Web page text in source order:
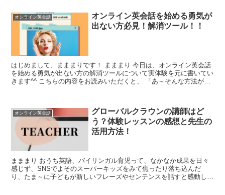
オンライン英会話
オンライン英会話を始める勇気が
出ない方必見！解消ツール！！
はじめまして、まままりです！ まままり 今日は、オンライン英会話
を始める勇気が出ない方の解消ツールについて実体験を元に書いてい
きます^^ こちらの内容をお読みいただくと、 「あ～そんな方法があ
オンライン英会話
グローバルクラウンの講師はど
う？体験レッスンの感想と先生の
活用方法！
まままり おうち英語、バイリンガル育児って、なかなか成果を日々
感じず、SNSでよそのスーパーキッズをみて焦ったり落ち込んだ
り、たま～に子どもが新しいフレーズやセンテンスを話すと感動した